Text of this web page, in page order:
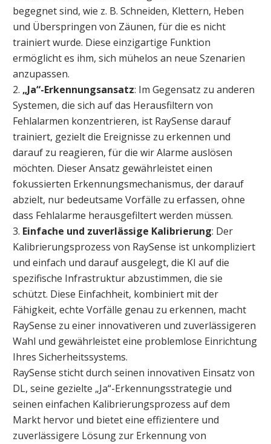
begegnet sind, wie z. B. Schneiden, Klettern, Heben
und Überspringen von Zäunen, für die es nicht
trainiert wurde. Diese einzigartige Funktion
ermöglicht es ihm, sich mühelos an neue Szenarien
anzupassen.
2. „Ja“-Erkennungsansatz: Im Gegensatz zu anderen
Systemen, die sich auf das Herausfiltern von
Fehlalarmen konzentrieren, ist RaySense darauf
trainiert, gezielt die Ereignisse zu erkennen und
darauf zu reagieren, für die wir Alarme auslösen
möchten. Dieser Ansatz gewährleistet einen
fokussierten Erkennungsmechanismus, der darauf
abzielt, nur bedeutsame Vorfälle zu erfassen, ohne
dass Fehlalarme herausgefiltert werden müssen.
3. Einfache und zuverlässige Kalibrierung: Der
Kalibrierungsprozess von RaySense ist unkompliziert
und einfach und darauf ausgelegt, die KI auf die
spezifische Infrastruktur abzustimmen, die sie
schützt. Diese Einfachheit, kombiniert mit der
Fähigkeit, echte Vorfälle genau zu erkennen, macht
RaySense zu einer innovativeren und zuverlässigeren
Wahl und gewährleistet eine problemlose Einrichtung
Ihres Sicherheitssystems.
RaySense sticht durch seinen innovativen Einsatz von
DL, seine gezielte „Ja“-Erkennungsstrategie und
seinen einfachen Kalibrierungsprozess auf dem
Markt hervor und bietet eine effizientere und
zuverlässigere Lösung zur Erkennung von